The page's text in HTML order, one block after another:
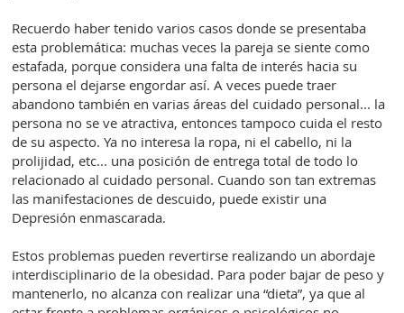
Recuerdo haber tenido varios casos donde se presentaba
esta problemática: muchas veces la pareja se siente como
estafada, porque considera una falta de interés hacia su
persona el dejarse engordar así. A veces puede traer
abandono también en varias áreas del cuidado personal... la
persona no se ve atractiva, entonces tampoco cuida el resto
de su aspecto. Ya no interesa la ropa, ni el cabello, ni la
prolijidad, etc... una posición de entrega total de todo lo
relacionado al cuidado personal. Cuando son tan extremas
las manifestaciones de descuido, puede existir una
Depresión enmascarada.
Estos problemas pueden revertirse realizando un abordaje
interdisciplinario de la obesidad. Para poder bajar de peso y
mantenerlo, no alcanza con realizar una “dieta”, ya que al